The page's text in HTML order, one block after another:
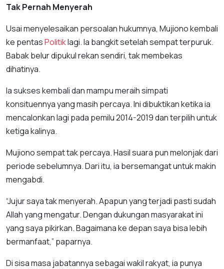
Tak Pernah Menyerah
Usai menyelesaikan persoalan hukumnya, Mujiono kembali
ke pentasPolitiklagi. Ia bangkit setelah sempat terpuruk.
Babak belur dipukul rekan sendiri, tak membekas
dihatinya.
Ia sukses kembali dan mampu meraih simpati
konsituennya yang masih percaya. Ini dibuktikan ketika ia
mencalonkan lagi pada pemilu 2014-2019 dan terpilih untuk
ketiga kalinya.
Mujiono sempat tak percaya. Hasil suara pun melonjak dari
periode sebelumnya. Dari itu, ia bersemangat untuk makin
mengabdi.
“Jujur saya tak menyerah. Apapun yang terjadi pasti sudah
Allah yang mengatur. Dengan dukungan masyarakat ini
yang saya pikirkan. Bagaimana ke depan saya bisa lebih
bermanfaat,” paparnya.
Di sisa masa jabatannya sebagai wakil rakyat, ia punya